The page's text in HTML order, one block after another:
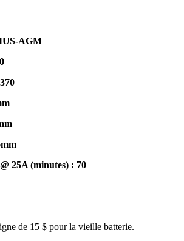
AGM
25A (minutes) : 70
de 15 $ pour la vieille batterie.